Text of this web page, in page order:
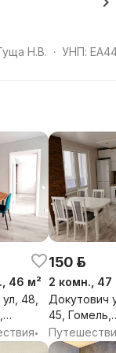
на
Гомеля, где
Н.В. • УНП:
46 м²
48,
•
150 р.
2 комн., 47
Докутович
45, Гомель,
Гомельская
обл.